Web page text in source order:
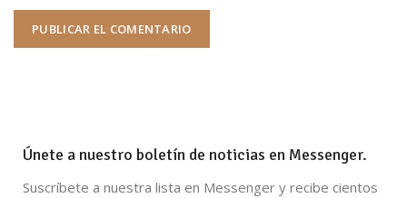
Únete a nuestro boletín de noticias en Messenger.
Suscríbete a nuestra lista en Messenger y recibe cientos